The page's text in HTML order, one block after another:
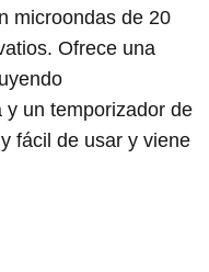
microondas de 20
Ofrece una
un temporizador de
fácil de usar y viene